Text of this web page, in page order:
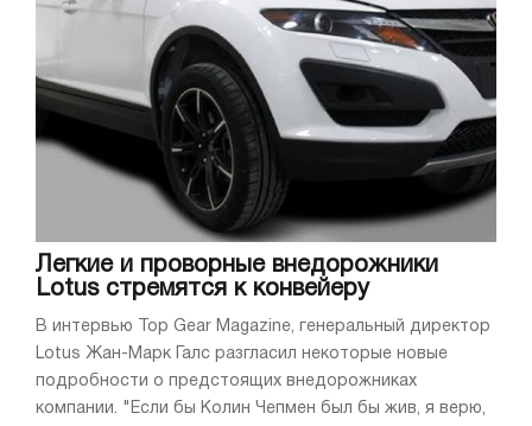
Легкие и проворные внедорожники
Lotus стремятся к конвейеру
В интервью Top Gear Magazine, генеральный директор
Lotus Жан-Марк Галс разгласил некоторые новые
подробности о предстоящих внедорожниках
компании. "Если бы Колин Чепмен был бы жив, я верю,